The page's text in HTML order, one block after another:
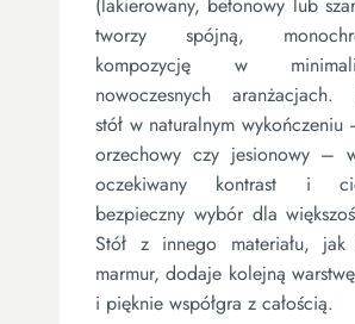
tworzy spójną,
kompozycję w
nowoczesnych aranżacjach.
stół w naturalnym
orzechowy czy jesionowy –
oczekiwany kontrast i
bezpieczny wybór dla
Stół z innego materiału, jak
marmur, dodaje kolejną
i pięknie współgra z całością.